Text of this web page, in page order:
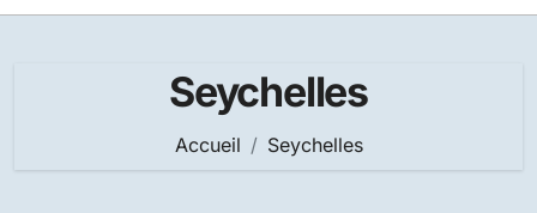
Seychelles
Accueil Seychelles